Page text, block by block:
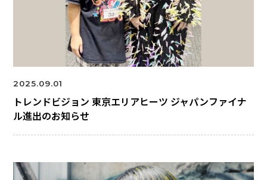
2025.09.01
トレンドビジョン 東京エリアヒーツ ジャパンファイナ
ル進出のお知らせ